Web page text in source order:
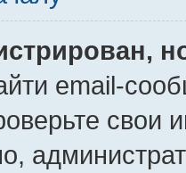
email-
свои